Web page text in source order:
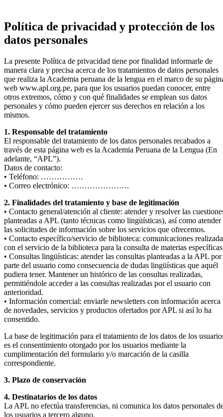
Política de privacidad y protección de los
datos personales
La presente Política de privacidad tiene por finalidad informarle de
manera clara y precisa acerca de los tratamientos de datos personales
que realiza la Academia peruana de la lengua en el marco de su
web www.apl.org.pe, para que los usuarios puedan conocer, entre
otros extremos, cómo y con qué finalidades se emplean sus datos
personales y cómo pueden ejercer sus derechos en relación a los
mismos.
1. Responsable del tratamiento
El responsable del tratamiento de los datos personales recabados a
través de esta página web es la Academia Peruana de la Lengua (En
adelante, “APL”).
Datos de contacto:
• Teléfono: …………….
• Correo electrónico: ………………….
2. Finalidades del tratamiento y base de legitimación
• Contacto general/atención al cliente: atender y resolver las
planteadas a APL (tanto técnicas como lingüísticas), así como atender
las solicitudes de información sobre los servicios que ofrecemos.
• Contacto específico/servicio de biblioteca: comunicaciones
con el servicio de la biblioteca para la consulta de materias
• Consultas lingüísticas: atender las consultas planteadas a la APL por
parte del usuario como consecuencia de dudas lingüísticas que aquél
pudiera tener. Mantener un histórico de las consultas realizadas,
permitiéndole acceder a las consultas realizadas por el usuario con
anterioridad.
• Información comercial: enviarle newsletters con información acerca
de novedades, servicios y productos ofertados por APL si así lo ha
consentido.
La base de legitimación para el tratamiento de los datos de los
es el consentimiento otorgado por los usuarios mediante la
cumplimentación del formulario y/o marcación de la casilla
correspondiente.
3. Plazo de conservación
4. Destinatarios de los datos
La APL no efectúa transferencias, ni comunica los datos personales
los usuarios a tercero alguno.